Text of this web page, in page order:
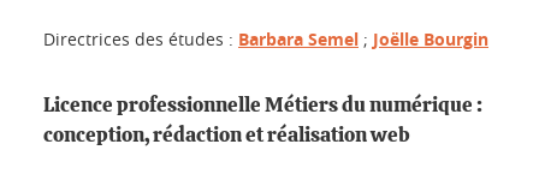
Directrices des études : Barbara Semel ; Joëlle Bourgin
Licence professionnelle Métiers du numérique :
conception, rédaction et réalisation web